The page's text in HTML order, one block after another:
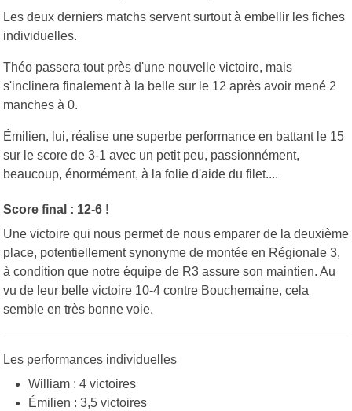
Les deux derniers matchs servent surtout à embellir les fiches
individuelles.
Théo passera tout près d'une nouvelle victoire, mais
s'inclinera finalement à la belle sur le 12 après avoir mené 2
manches à 0.
Émilien, lui, réalise une superbe performance en battant le 15
sur le score de 3-1 avec un petit peu, passionnément,
beaucoup, énormément, à la folie d'aide du filet....
Score final : 12-6 !
Une victoire qui nous permet de nous emparer de la deuxième
place, potentiellement synonyme de montée en Régionale 3,
à condition que notre équipe de R3 assure son maintien. Au
vu de leur belle victoire 10-4 contre Bouchemaine, cela
semble en très bonne voie.
Les performances individuelles
William : 4 victoires
Émilien : 3,5 victoires